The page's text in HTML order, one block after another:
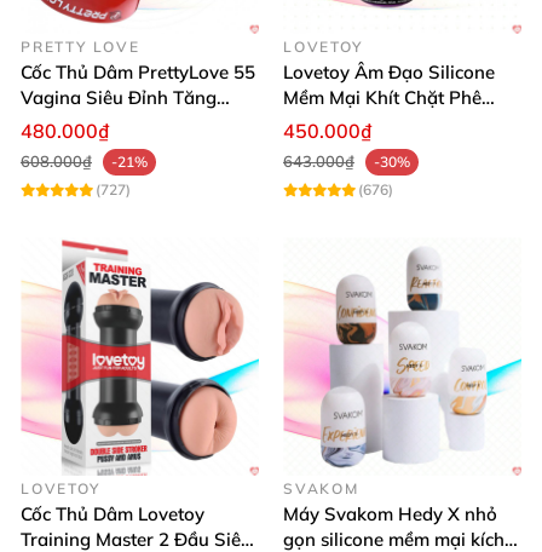
HOTLINE: 0938.411.000
ĐỊA CHỈ: Số 50 ngõ 88 Trần Quý Cáp - Đống Đa -
Hà Nội.
PRETTY LOVE
Cốc Thủ Dâm PrettyLove 55
Vagina Siêu Đỉnh Tăng
Khoái Cảm
480.000₫
608.000₫
-21%
(727)
LOVETOY
Lovetoy Âm Đạo Silicone
Mềm Mại Khít Chặt Phê
Đỉnh Sướng
450.000₫
643.000₫
-30%
(676)
LOVETOY
Cốc Thủ Dâm Lovetoy
Training Master 2 Đầu Siêu
SVAKOM
Máy Svakom Hedy X nhỏ
gọn silicone mềm mại kích